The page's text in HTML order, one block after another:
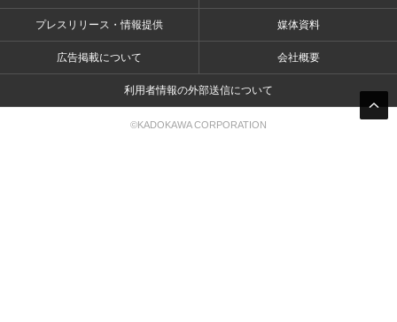
プレスリリース・情報提供 媒体資料
広告掲載について 会社概要
利用者情報の外部送信について
©KADOKAWA CORPORATION